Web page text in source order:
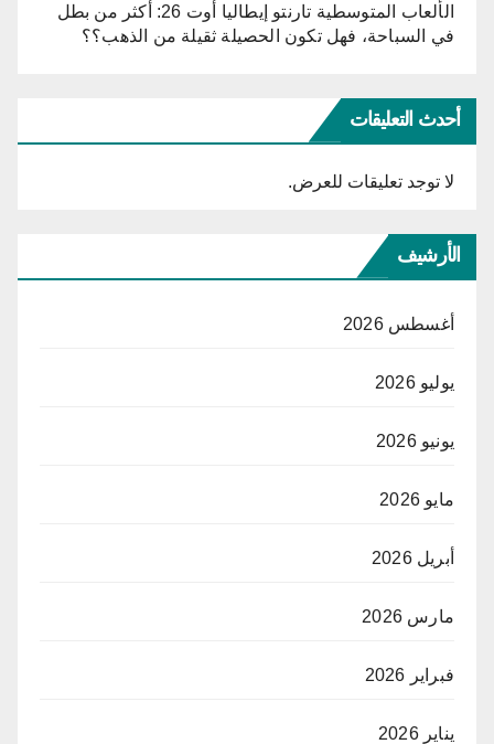
الألعاب المتوسطية تارنتو إيطاليا أوت 26: أكثر من بطل
في السباحة، فهل تكون الحصيلة ثقيلة من الذهب؟؟
أحدث التعليقات
لا توجد تعليقات للعرض.
الأرشيف
أغسطس 2026
يوليو 2026
يونيو 2026
مايو 2026
أبريل 2026
مارس 2026
فبراير 2026
يناير 2026